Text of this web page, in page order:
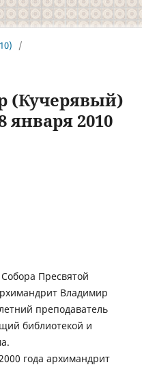
/
(Кучерявый)
января 2010
Пресвятой
Владимир
преподаватель
библиотекой и
года архимандрит